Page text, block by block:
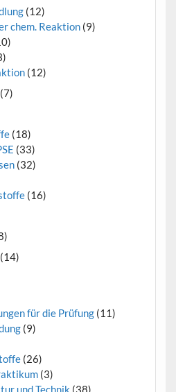
(12)
chem. Reaktion (9)
(12)
(7)
(18)
(33)
(32)
(16)
(14)
für die Prüfung (11)
(9)
(26)
(3)
und Technik (38)